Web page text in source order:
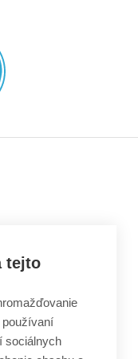
tejto
používaní
sociálnych